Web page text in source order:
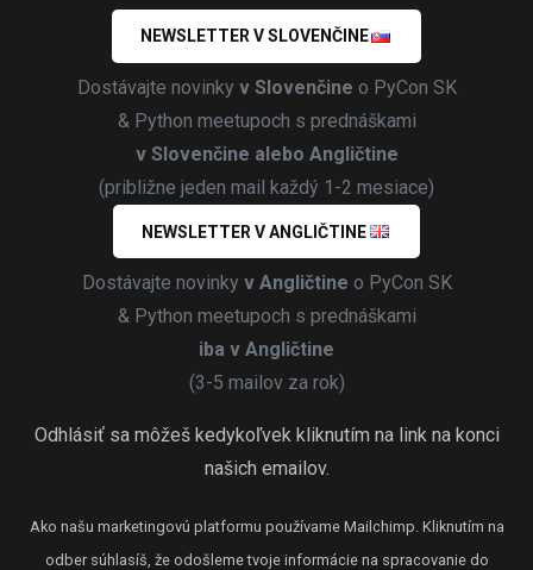
NEWSLETTER V SLOVENČINE
Dostávajte novinky v Slovenčine o PyCon SK
& Python meetupoch s prednáškami
v Slovenčine alebo Angličtine
(približne jeden mail každý 1-2 mesiace)
NEWSLETTER V ANGLIČTINE
Dostávajte novinky v Angličtine o PyCon SK
& Python meetupoch s prednáškami
iba v Angličtine
(3-5 mailov za rok)
Odhlásiť sa môžeš kedykoľvek kliknutím na link na konci
našich emailov.
Ako našu marketingovú platformu používame Mailchimp. Kliknutím na
odber súhlasíš, že odošleme tvoje informácie na spracovanie do